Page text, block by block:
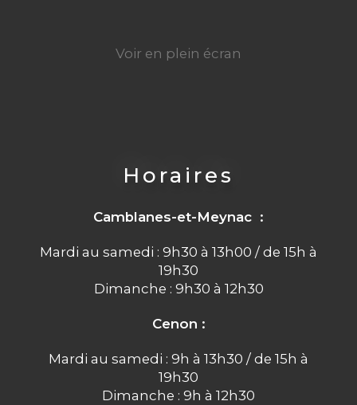
Voir en plein écran
Horaires
Camblanes-et-Meynac :
Mardi au samedi : 9h30 à 13h00 / de 15h à
19h30
Dimanche : 9h30 à 12h30
Cenon :
Mardi au samedi : 9h à 13h30 / de 15h à
19h30
Dimanche : 9h à 12h30